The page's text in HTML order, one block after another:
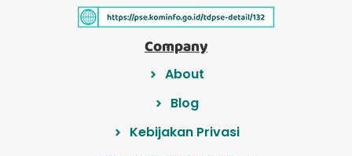
Company
About
Blog
Kebijakan Privasi